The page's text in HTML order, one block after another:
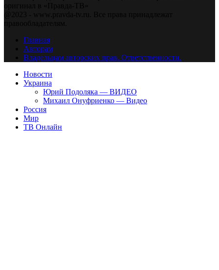
оригинал в «Правда-ТВ»
@2023 - www.pravda-tv.ru. Все права принадлежат
правообладателям.
Главная
Авторам
Владельцам авторских прав. Ответственности.
Новости
Украина
Юрий Подоляка — ВИДЕО
Михаил Онуфриенко — Видео
Россия
Мир
ТВ Онлайн